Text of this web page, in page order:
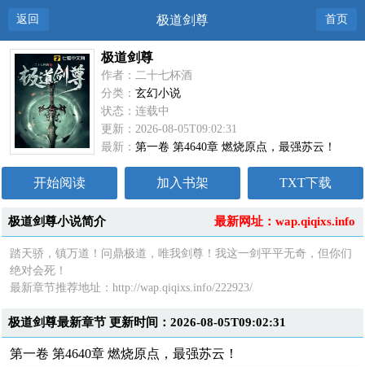
返回 极道剑尊 首页
极道剑尊
作者：二十七杯酒
分类：玄幻小说
状态：连载中
更新：2026-08-05T09:02:31
最新：第一卷 第4640章 燃烧原点，最强苏云！
开始阅读 加入书架 TXT下载
最新网址：wap.qiqixs.info
极道剑尊小说简介
踏天骄，镇万道！问鼎极道，唯我剑尊！我这一剑平平无奇，但你们
绝对会死！
最新章节推荐地址：http://wap.qiqixs.info/222923/
极道剑尊最新章节 更新时间：2026-08-05T09:02:31
第一卷 第4640章 燃烧原点，最强苏云！